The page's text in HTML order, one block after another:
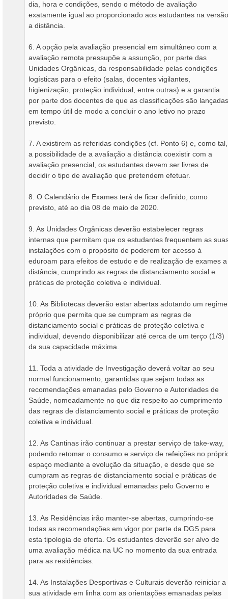
dia, hora e condições, sendo o método de avaliação
exatamente igual ao proporcionado aos estudantes na versão
a distância.
6. A opção pela avaliação presencial em simultâneo com a
avaliação remota pressupõe a assunção, por parte das
Unidades Orgânicas, da responsabilidade pelas condições
logísticas para o efeito (salas, docentes vigilantes,
higienização, proteção individual, entre outras) e a garantia
por parte dos docentes de que as classificações são lançadas
em tempo útil de modo a concluir o ano letivo no prazo
previsto.
7. A existirem as referidas condições (cf. Ponto 6) e, como tal,
a possibilidade de a avaliação a distância coexistir com a
avaliação presencial, os estudantes devem ser livres de
decidir o tipo de avaliação que pretendem efetuar.
8. O Calendário de Exames terá de ficar definido, como
previsto, até ao dia 08 de maio de 2020.
9. As Unidades Orgânicas deverão estabelecer regras
internas que permitam que os estudantes frequentem as
instalações com o propósito de poderem ter acesso à
eduroam para efeitos de estudo e de realização de exames a
distância, cumprindo as regras de distanciamento social e
práticas de proteção coletiva e individual.
10. As Bibliotecas deverão estar abertas adotando um regime
próprio que permita que se cumpram as regras de
distanciamento social e práticas de proteção coletiva e
individual, devendo disponibilizar até cerca de um terço (1/3)
da sua capacidade máxima.
11. Toda a atividade de Investigação deverá voltar ao seu
normal funcionamento, garantidas que sejam todas as
recomendações emanadas pelo Governo e Autoridades de
Saúde, nomeadamente no que diz respeito ao cumprimento
das regras de distanciamento social e práticas de proteção
coletiva e individual.
12. As Cantinas irão continuar a prestar serviço de take-way,
podendo retomar o consumo e serviço de refeições no
espaço mediante a evolução da situação, e desde que se
cumpram as regras de distanciamento social e práticas de
proteção coletiva e individual emanadas pelo Governo e
Autoridades de Saúde.
13. As Residências irão manter-se abertas, cumprindo-se
todas as recomendações em vigor por parte da DGS para
esta tipologia de oferta. Os estudantes deverão ser alvo de
uma avaliação médica na UC no momento da sua entrada
para as residências.
14. As Instalações Desportivas e Culturais deverão reiniciar a
sua atividade em linha com as orientações emanadas pelas